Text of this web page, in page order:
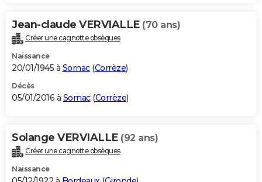
Jean-claude VERVIALLE (70 ans)
Créer une cagnotte obsèques
Naissance
20/01/1945 à Sornac(Corrèze)
Décès
05/01/2016 à Sornac(Corrèze)
Solange VERVIALLE (92 ans)
Créer une cagnotte obsèques
Naissance